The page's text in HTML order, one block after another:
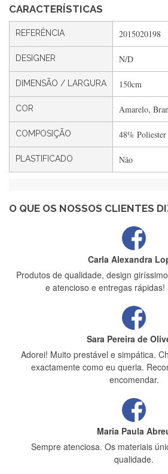
CARACTERÍSTICAS
REFERÊNCIA 2015020198
DESIGNER N/D
DIMENSÃO / LARGURA 150cm
COR Amarelo,
COMPOSIÇÃO 48%
PLASTIFICADO Não
O QUE OS NOSSOS CLIENTES
Silvia André
Gostei ,Serviço bastante
Filipa Freire
Rápido, atendimento 5*. Hoje chegará
feita de muitas
estrelas
Carla Alexandra
Produtos de qualidade, design
e atencioso e entregas rápidas!
Sara Pereira de
Adorei! Muito prestável e simpática.
exactamente como eu queria.
encomendar.
Maria Paula
Sempre atenciosa. Os materiais
qualidade.